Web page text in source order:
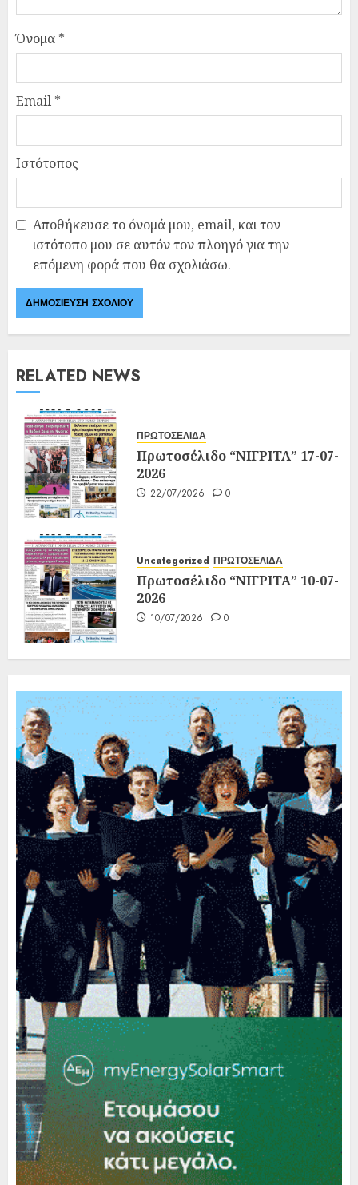
Όνομα *
Email *
Ιστότοπος
Αποθήκευσε το όνομά μου, email, και τον
ιστότοπο μου σε αυτόν τον πλοηγό για την
επόμενη φορά που θα σχολιάσω.
RELATED NEWS
ΠΡΩΤΟΣΕΛΙΔΑ
Πρωτοσέλιδο “ΝΙΓΡΙΤΑ” 17-07-
2026
22/07/2026 0
Uncategorized ΠΡΩΤΟΣΕΛΙΔΑ
Πρωτοσέλιδο “ΝΙΓΡΙΤΑ” 10-07-
2026
10/07/2026 0